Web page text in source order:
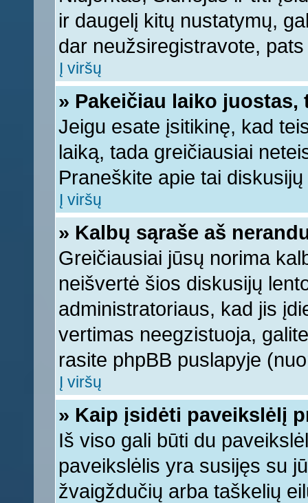
ir daugelį kitų nustatymų,
dar neužsiregistravote,
Į viršų
» Pakeičiau laiko
Jeigu esate įsitikinę, kad
laiką, tada greičiausiai
Praneškite apie tai
Į viršų
» Kalbų sąraše aš
Greičiausiai jūsų norima
neišvertė šios diskusijų
administratoriaus, kad jis
vertimas neegzistuoja,
rasite phpBB puslapyje
Į viršų
» Kaip įsidėti paveikslėlį
Iš viso gali būti du
paveikslėlis yra susijęs su
žvaigždučių arba taškelių